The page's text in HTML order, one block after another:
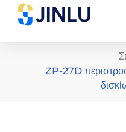
ZP-27D